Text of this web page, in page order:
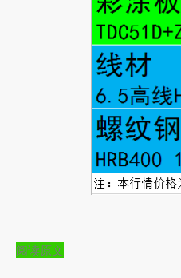
阅读原文